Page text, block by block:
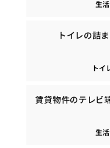
生活
トイレの詰
トイ
賃貸物件のテレビ
生活